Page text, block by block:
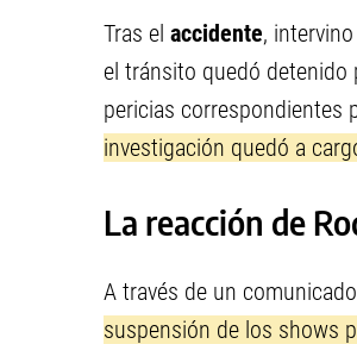
Tras el accidente,
el tránsito quedó detenido
pericias correspondientes
investigación quedó a
La reacción de
A través de un
suspensión de los shows